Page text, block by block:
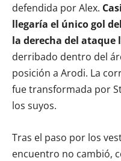
defendida por Alex.
llegaría el único gol
la derecha del ataque
derribado dentro del
posición a Arodi. La
fue transformada por
los suyos.
Tras el paso por los
encuentro no cambió,